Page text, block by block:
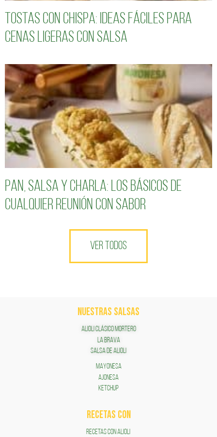
Tostas con chispa: ideas fáciles para
cenas ligeras con salsa
Pan, salsa y charla: los básicos de
cualquier reunión con sabor
VER TODOS
NUESTRAS SALSAS
ALIOLI CLÁSICO MORTERO
LA BRAVA
SALSA DE ALIOLI
MAYONESA
AJONESA
KETCHUP
RECETAS COn
RECETAS CON ALIOLI